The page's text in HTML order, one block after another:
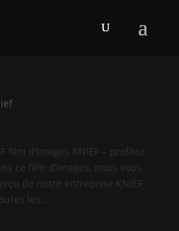
film d’images KNIEF– profitez
ce film d’images, nous vous
de notre entreprise KNIEF
les...